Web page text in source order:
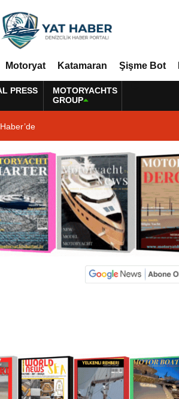
Motoryat Katamaran Şişme Bot
PRESS
MOTORYACHTS
GROUP